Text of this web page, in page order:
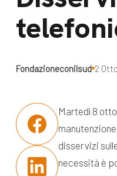
Fondazioneconilsud 2
Martedì 8
disservizi
necessità è
Lavora con noi
missione
News
Appuntamenti